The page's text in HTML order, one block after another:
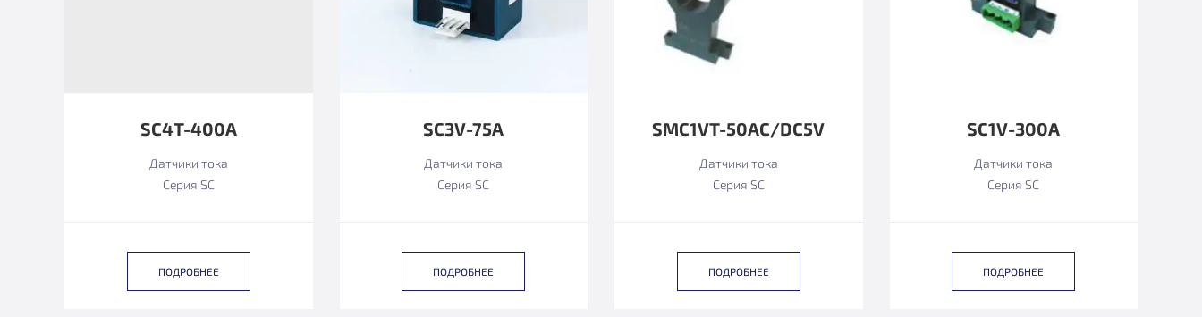
SC4T-400A
Датчики тока
Серия SC
ПОДРОБНЕЕ
SC3V-75A
Датчики тока
Серия SC
ПОДРОБНЕЕ
SMC1VT-50AC/DC5V
Датчики тока
Серия SC
ПОДРОБНЕЕ
SC1V-300A
Датчики тока
Серия SC
ПОДРОБНЕЕ